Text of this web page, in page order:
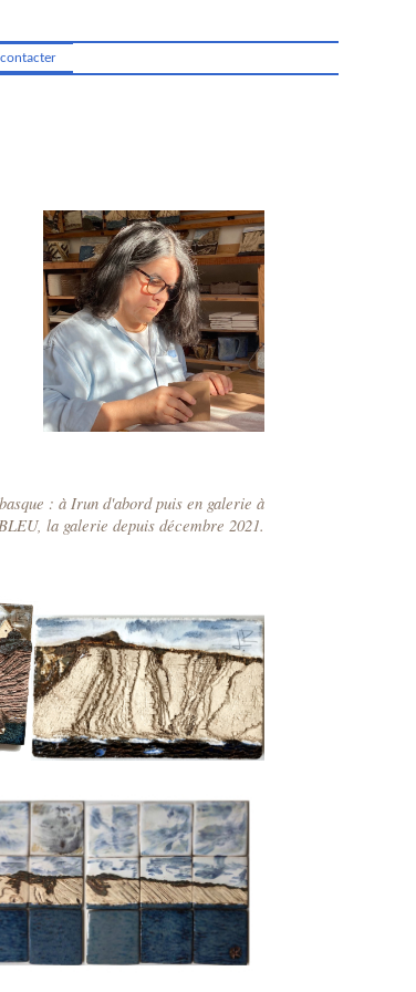
: à Irun d'abord puis en galerie à
la galerie depuis décembre 2021.